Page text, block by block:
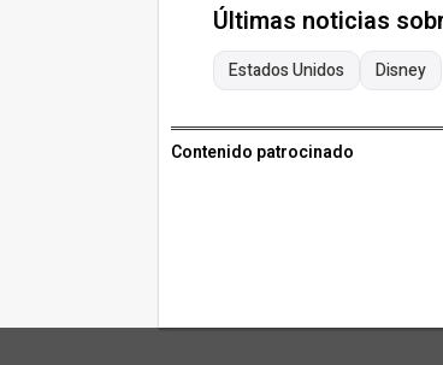
Últimas noticias
Estados Unidos Disney
Contenido patrocinado